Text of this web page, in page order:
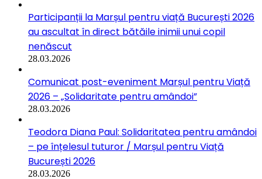
Participanții la Marșul pentru viață București 2026
au ascultat în direct bătăile inimii unui copil
nenăscut
28.03.2026
Comunicat post-eveniment Marșul pentru Viață
2026 – „Solidaritate pentru amândoi”
28.03.2026
Teodora Diana Paul: Solidaritatea pentru amândoi
– pe înțelesul tuturor / Marșul pentru Viață
București 2026
28.03.2026